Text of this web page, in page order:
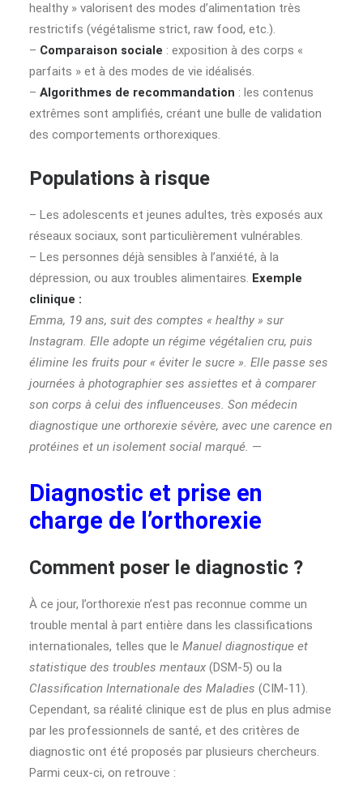
healthy » valorisent des modes d’alimentation très
restrictifs (végétalisme strict, raw food, etc.).
– Comparaison sociale : exposition à des corps «
parfaits » et à des modes de vie idéalisés.
– Algorithmes de recommandation : les contenus
extrêmes sont amplifiés, créant une bulle de validation
des comportements orthorexiques.
Populations à risque
– Les adolescents et jeunes adultes, très exposés aux
réseaux sociaux, sont particulièrement vulnérables.
– Les personnes déjà sensibles à l’anxiété, à la
dépression, ou aux troubles alimentaires. Exemple
clinique :
Emma, 19 ans, suit des comptes « healthy » sur
Instagram. Elle adopte un régime végétalien cru, puis
élimine les fruits pour « éviter le sucre ». Elle passe ses
journées à photographier ses assiettes et à comparer
son corps à celui des influenceuses. Son médecin
diagnostique une orthorexie sévère, avec une carence en
protéines et un isolement social marqué. —
Diagnostic et prise en
charge de l’orthorexie
Comment poser le diagnostic ?
À ce jour, l’orthorexie n’est pas reconnue comme un
trouble mental à part entière dans les classifications
internationales, telles que le Manuel diagnostique et
statistique des troubles mentaux (DSM-5) ou la
Classification Internationale des Maladies (CIM-11).
Cependant, sa réalité clinique est de plus en plus admise
par les professionnels de santé, et des critères de
diagnostic ont été proposés par plusieurs chercheurs.
Parmi ceux-ci, on retrouve :